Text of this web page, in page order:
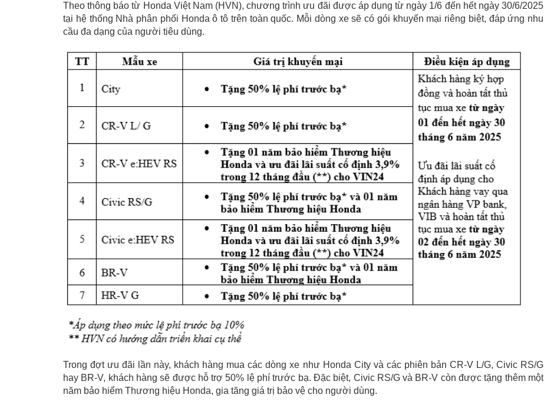
Theo thông báo từ Honda Việt Nam (HVN), chương trình ưu đãi được áp dụng từ ngày 1/6 đến hết ngày 30/6/2025
tại hệ thống Nhà phân phối Honda ô tô trên toàn quốc. Mỗi dòng xe sẽ có gói khuyến mại riêng biệt, đáp ứng nhu
cầu đa dạng của người tiêu dùng.
Trong đợt ưu đãi lần này, khách hàng mua các dòng xe như Honda City và các phiên bản CR-V L/G, Civic RS/G
hay BR-V, khách hàng sẽ được hỗ trợ 50% lệ phí trước bạ. Đặc biệt, Civic RS/G và BR-V còn được tặng thêm một
năm bảo hiểm Thương hiệu Honda, gia tăng giá trị bảo vệ cho người dùng.